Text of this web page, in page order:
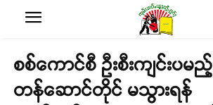
စစ်ကောင်စီ ဦးစီးကျင်းပမည့်
တန်ဆောင်တိုင် မသွားရန်